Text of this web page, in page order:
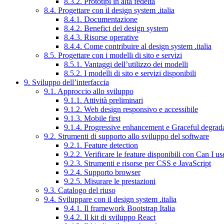
8.4. Progettare con il design system .italia
8.4.1. Documentazione
8.4.2. Benefici del design system
8.4.3. Risorse operative
8.4.4. Come contribuire al design system .italia
8.5. Progettare con i modelli di sito e servizi
8.5.1. Vantaggi dell’utilizzo dei modelli
8.5.2. I modelli di sito e servizi disponibili
9. Sviluppo dell’interfaccia
9.1. Approccio allo sviluppo
9.1.1. Attività preliminari
9.1.2. Web design responsivo e accessibile
9.1.3. Mobile first
9.1.4. Progressive enhancement e Graceful
9.2. Strumenti di supporto allo sviluppo del software
9.2.1. Feature detection
9.2.2. Verificare le feature disponibili con Can I
9.2.3. Strumenti e risorse per CSS e JavaScript
9.2.4. Supporto browser
9.2.5. Misurare le prestazioni
9.3. Catalogo del riuso
9.4. Sviluppare con il design system .italia
9.4.1. Il framework Bootstrap Italia
9.4.2. Il kit di sviluppo React